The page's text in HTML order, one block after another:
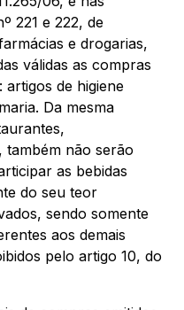
221 e 222, de
e drogarias,
válidas as compras
de higiene
Da mesma
também não serão
as bebidas
do seu teor
sendo somente
aos demais
pelo artigo 10, do